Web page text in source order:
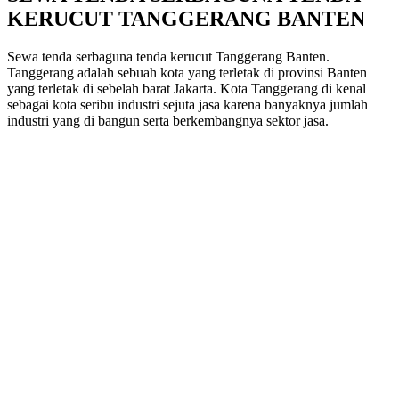
KERUCUT TANGGERANG BANTEN
Sewa tenda serbaguna tenda kerucut Tanggerang Banten.
Tanggerang adalah sebuah kota yang terletak di provinsi Banten
yang terletak di sebelah barat Jakarta. Kota Tanggerang di kenal
sebagai kota seribu industri sejuta jasa karena banyaknya jumlah
industri yang di bangun serta berkembangnya sektor jasa.